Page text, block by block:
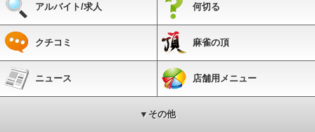
アルバイト/求人 何切る
クチコミ 麻雀の頂
ニュース 店舗用メニュー
▼その他